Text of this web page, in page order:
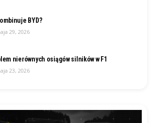
BYD?
29, 2026
nierównych osiągów silników w F1
23, 2026